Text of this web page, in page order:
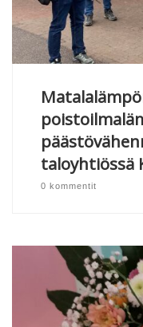
taloyhtiössä
0 kommentit